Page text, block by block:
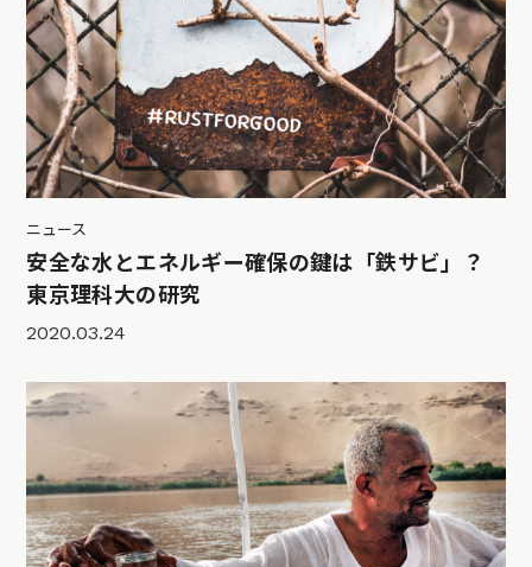
ニュース
安全な水とエネルギー確保の鍵は「鉄サビ」？
東京理科大の研究
2020.03.24